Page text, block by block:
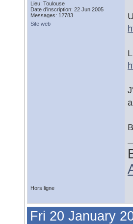
Lieu: Toulouse
Date d'inscription: 22 Jun 2005
Messages: 12783
Site web
Hors ligne
Fri 20 January